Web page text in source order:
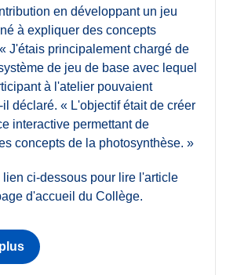
en développant un jeu
à expliquer des concepts
J'étais principalement chargé de
de jeu de base avec lequel
à l'atelier pouvaient
il déclaré. « L'objectif était de créer
interactive permettant de
concepts de la photosynthèse. »
ci-dessous pour lire l'article
d'accueil du Collège.